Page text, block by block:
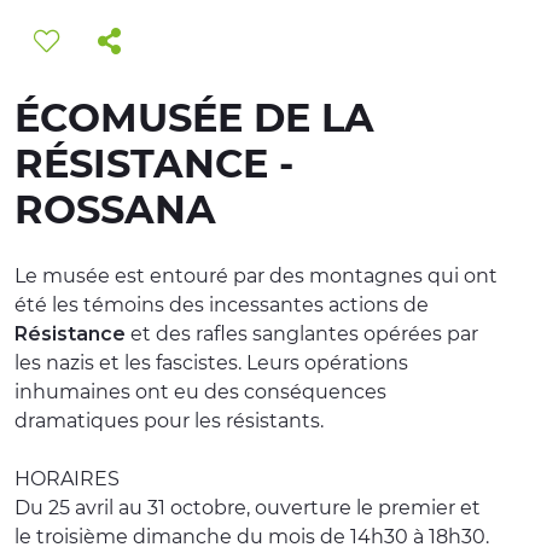
CULTURE
NATURE ET BIEN-ÊTRE
EXPÉRIENCES
ÉVÉNEMENTS
OFFERTE
ACCUEIL
ÉCOMUSÉE DE LA
RÉSISTANCE -
ROSSANA
Le musée est entouré par des montagnes qui ont
été les témoins des incessantes actions de
Résistance et des rafles sanglantes opérées par
les nazis et les fascistes. Leurs opérations
inhumaines ont eu des conséquences
dramatiques pour les résistants.
HORAIRES
Du 25 avril au 31 octobre, ouverture le premier et
le troisième dimanche du mois de 14h30 à 18h30.